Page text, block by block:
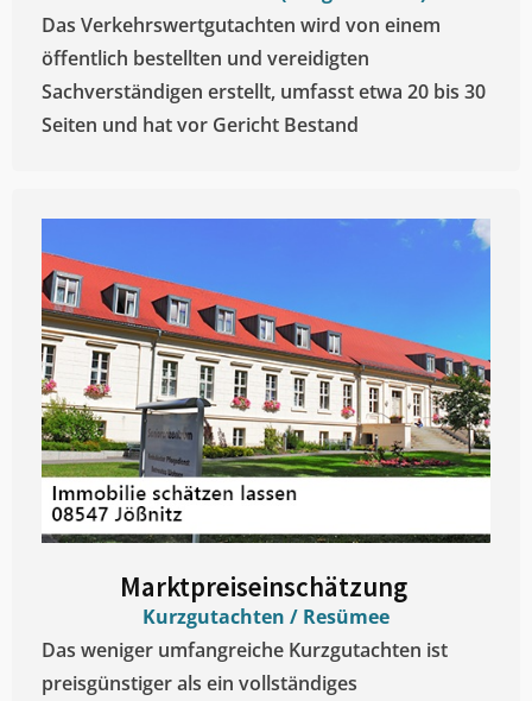
Das Verkehrswertgutachten wird von einem
öffentlich bestellten und vereidigten
Sachverständigen erstellt, umfasst etwa 20 bis 30
Seiten und hat vor Gericht Bestand
Marktpreiseinschätzung ​
Kurzgutachten / Resümee
Das weniger umfangreiche Kurzgutachten ist
preisgünstiger als ein vollständiges